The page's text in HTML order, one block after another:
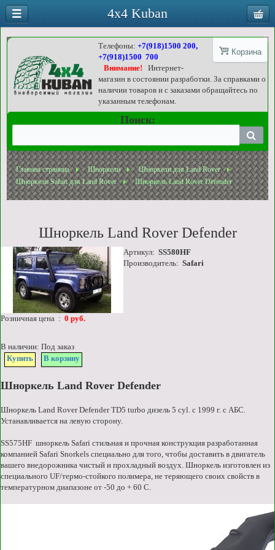
Корзина
Телефоны:+7(918)1500 200,
+7(918)1500 700
Внимание!
Интернет-
магазин в состоянии разработки. За справками о
наличии товаров и с заказами обращайтесь по
указанным телефонам.
Поиск:
Главная страница Шноркели
Шноркели для Land Rover
Шноркели Safari для Land Rover
Шноркель Land Rover Defender
Шноркель Land Rover Defender
Артикул: SS580HF
Производитель: Safari
Розничная цена : 0 руб.
В наличии: Под заказ
Купить
В корзину
Шноркель Land Rover Defender
Шноркель Land Rover Defender TD5 turbo дизель 5 cyl. с 1999 г. с АБС.
Устанавливается на левую сторону.
SS575HF шноркель Safari стильная и прочная конструкция разработанная
компанией Safari Snorkels специально для того, чтобы доставить в двигатель
вашего внедорожника чистый и прохладный воздух. Шноркель изготовлен из
специального UF/термо-стойкого полимера, не теряющего своих свойств в
температурном диапазоне от -50 до + 60 С.
4x4 Kuban